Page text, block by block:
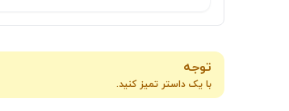
توجه
با یک داستر تمیز کنید.